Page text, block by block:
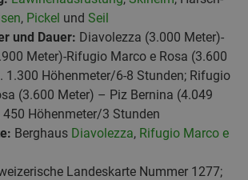
, Pickel und Seil
und Dauer: Diavolezza (3.000 Meter)-
Meter)-Rifugio Marco e Rosa (3.600
1.300 Höhenmeter/6-8 Stunden; Rifugio
(3.600 Meter) – Piz Bernina (4.049
Höhenmeter/3 Stunden
Berghaus Diavolezza, Rifugio Marco e
Landeskarte Nummer 1277;